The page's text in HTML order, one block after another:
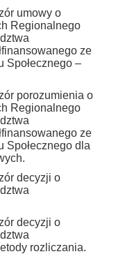
umowy o
Regionalnego
ze
Społecznego –
porozumienia o
Regionalnego
ze
Społecznego dla
decyzji o
decyzji o
rozliczania.